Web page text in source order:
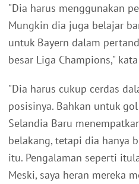
"Dia harus menggunakan
Mungkin dia juga belajar
untuk Bayern dalam
besar Liga Champions,"
"Dia harus cukup cerdas
posisinya. Bahkan untuk
Selandia Baru
belakang, tetapi dia hanya
itu. Pengalaman seperti
Meski, saya heran mereka